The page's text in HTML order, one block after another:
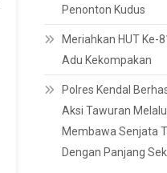
Penonton Kudus
Meriahkan HUT Ke-
Adu Kekompakan
Polres Kendal
Aksi Tawuran
Membawa Senjata
Dengan Panjang